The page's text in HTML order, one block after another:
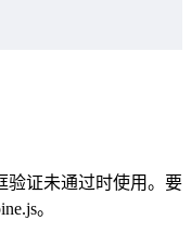
验证未通过时使用。要
。